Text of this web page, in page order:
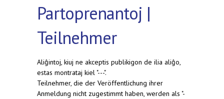
Partoprenantoj |
Teilnehmer
Aliĝintoj, kiuj ne akceptis publikigon de ilia aliĝo,
estas montrataj kiel "---".
Teilnehmer, die der Veröffentlichung ihrer
Anmeldung nicht zugestimmt haben, werden als "-